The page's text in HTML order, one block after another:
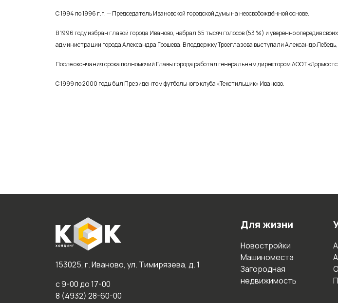
С 1994 по 1996 г.г. — Председатель Ивановской городской думы на неосвобождённой основе.
В 1996 году избран главой города Иваново, набрал 65 тысяч голосов (53 %) и уверенно опередив
администрации города Александра Грошева. В поддержку Троеглазова выступали Александр
После окончания срока полномочий Главы города работал генеральным директором АООТ
С 1999 по 2000 годы был Президентом футбольного клуба «Текстильщик» Иваново.
153025, г. Иваново, ул. Тимирязева, д. 1
с 9-00 до 17-00
8 (4932) 28-60-00
Для жизни
Новостройки
Машиноместа
Загородная
недвижимость